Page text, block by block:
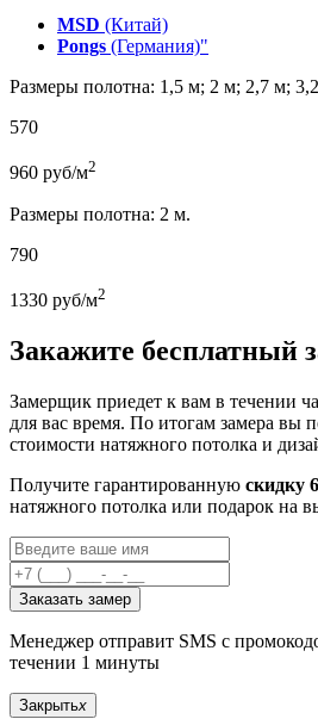
MSD (Китай)
Pongs (Германия)"
Размеры полотна: 1,5 м; 2 м; 2,7 м;
570
960 руб/м2
Размеры полотна: 2 м.
790
1330 руб/м2
Закажите бесплатный
Замерщик приедет к вам в течении
для вас время. По итогам замера вы
стоимости натяжного потолка и
Получите гарантированную скидку
натяжного потолка или подарок на
Заказать замер
Менеджер отправит SMS с
течении 1 минуты
Закрытьx